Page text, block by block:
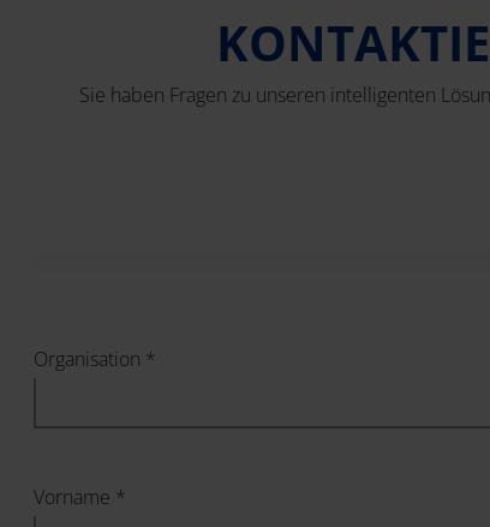
Sie haben Fragen zu unseren intelligenten
Organisation *
Vorname *